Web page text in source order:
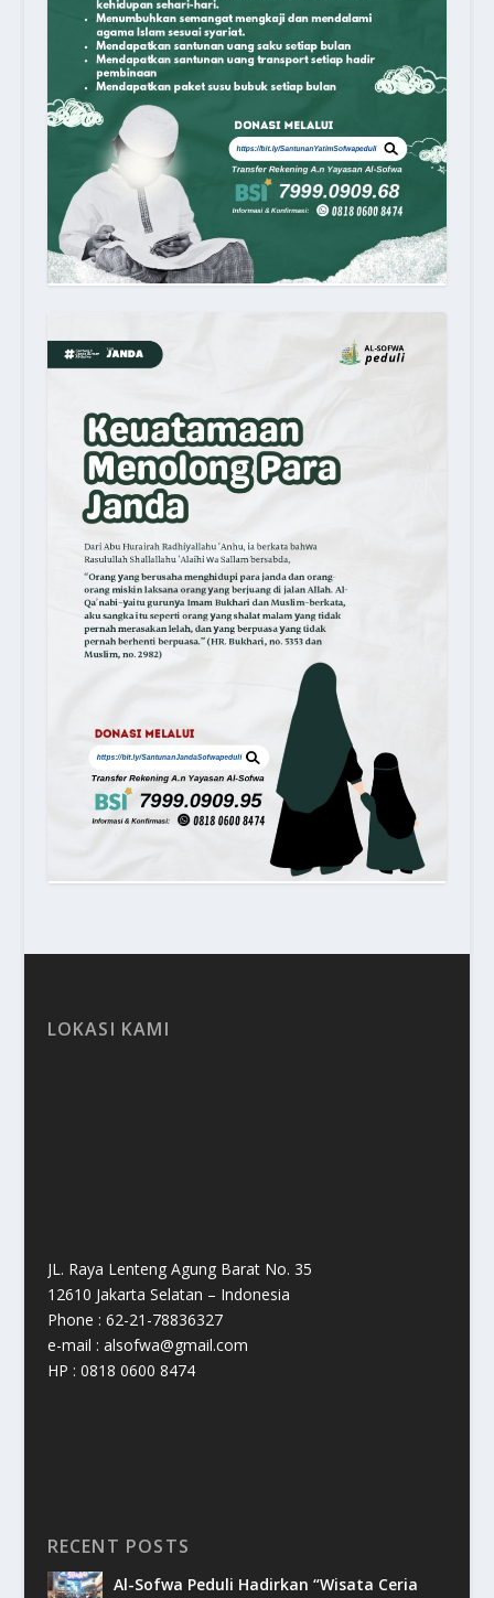
LOKASI KAMI
JL. Raya Lenteng Agung Barat No. 35
12610 Jakarta Selatan – Indonesia
Phone : 62-21-78836327
e-mail : alsofwa@gmail.com
HP : 0818 0600 8474
RECENT POSTS
Al-Sofwa Peduli Hadirkan “Wisata Ceria